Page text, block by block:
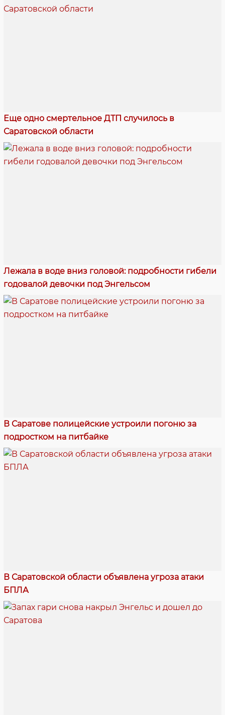
Еще одно смертельное ДТП случилось в
Саратовской области
Лежала в воде вниз головой: подробности гибели
годовалой девочки под Энгельсом
В Саратове полицейские устроили погоню за
подростком на питбайке
В Саратовской области объявлена угроза атаки
БПЛА